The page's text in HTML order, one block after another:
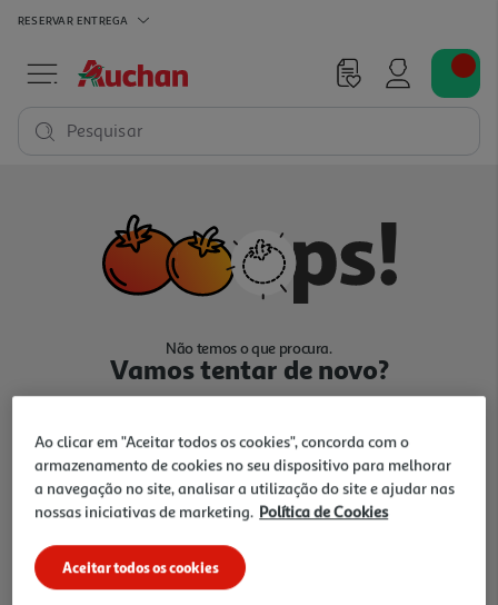
RESERVAR ENTREGA
Pesquisar
Não temos o que procura.
Vamos tentar de novo?
Ir para Homepage
Ao clicar em "Aceitar todos os cookies", concorda com o
armazenamento de cookies no seu dispositivo para melhorar
a navegação no site, analisar a utilização do site e ajudar nas
nossas iniciativas de marketing. Política de Cookies
Aceitar todos os cookies